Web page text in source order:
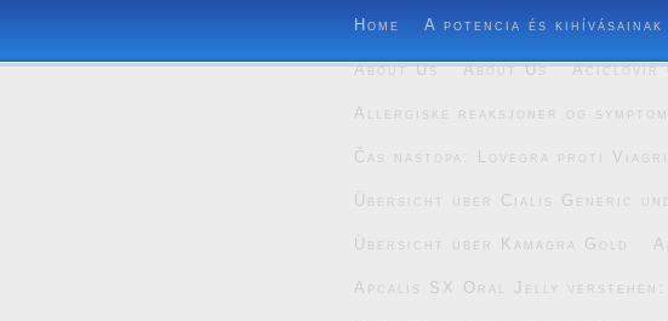
Home A potencia és kihívásainak
About Us About Us Aciclovir
Allergiske reaksjoner og
Čas nastopa: Lovegra proti Viagri
Übersicht über Cialis Generic
Übersicht über Kamagra Gold
Apcalis SX Oral Jelly verstehen: